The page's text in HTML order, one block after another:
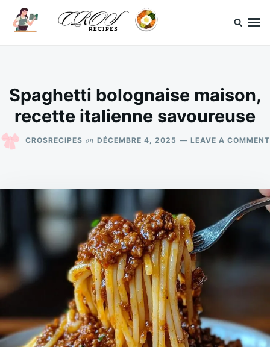
SkipSearch
for:
Spaghetti bolognaise maison,
recette italienne savoureuse
CROSRECIPES on DÉCEMBRE 4, 2025 LEAVE A COMMENT